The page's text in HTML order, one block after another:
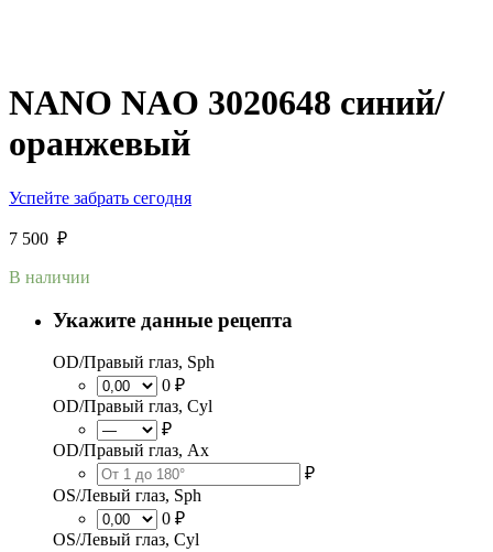
NANO NAO 3020648 синий/
оранжевый
Успейте забрать сегодня
7 500 ₽
В наличии
Укажите данные рецепта
OD/Правый глаз, Sph
0 ₽
OD/Правый глаз, Cyl
₽
OD/Правый глаз, Ax
₽
OS/Левый глаз, Sph
0 ₽
OS/Левый глаз, Cyl